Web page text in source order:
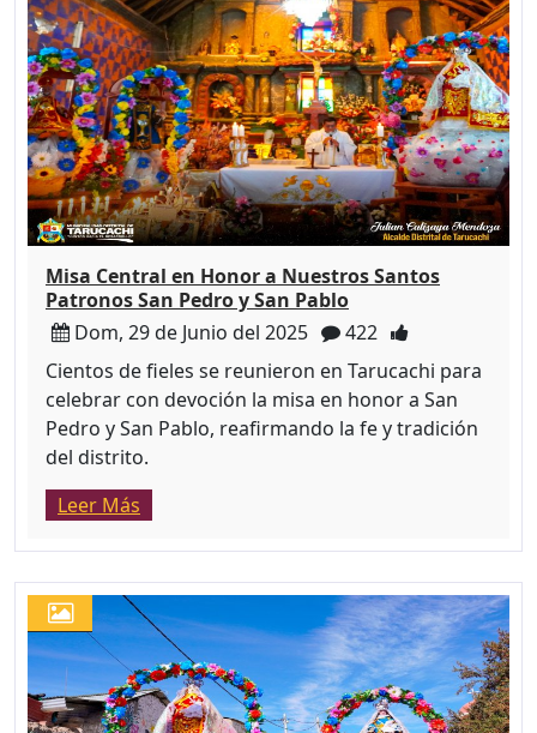
Misa Central en Honor a Nuestros Santos
Patronos San Pedro y San Pablo
Dom, 29 de Junio del 2025
422
Cientos de fieles se reunieron en Tarucachi para
celebrar con devoción la misa en honor a San
Pedro y San Pablo, reafirmando la fe y tradición
del distrito.
Leer Más